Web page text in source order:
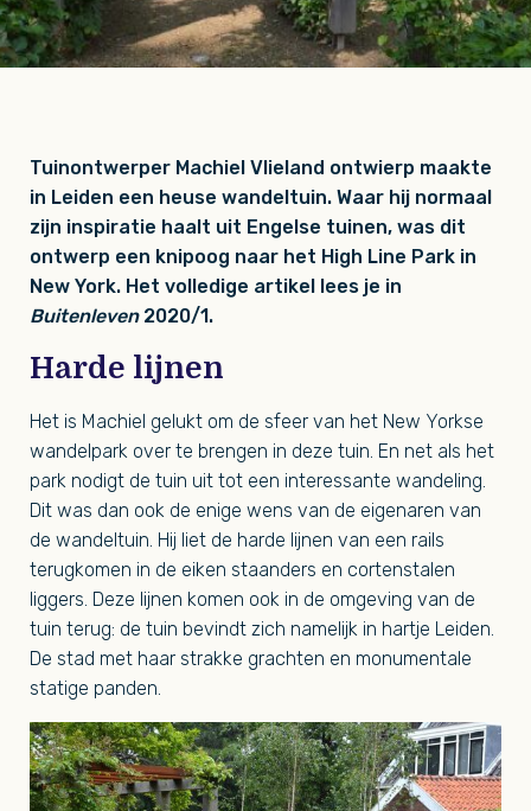
Tuinontwerper Machiel Vlieland ontwierp maakte
in Leiden een heuse wandeltuin. Waar hij normaal
zijn inspiratie haalt uit Engelse tuinen, was dit
ontwerp een knipoog naar het High Line Park in
New York. Het volledige artikel lees je in
Buitenleven2020/1.
Harde lijnen
Het is Machiel gelukt om de sfeer van het New Yorkse
wandelpark over te brengen in deze tuin. En net als het
park nodigt de tuin uit tot een interessante wandeling.
Dit was dan ook de enige wens van de eigenaren van
de wandeltuin. Hij liet de harde lijnen van een rails
terugkomen in de eiken staanders en cortenstalen
liggers. Deze lijnen komen ook in de omgeving van de
tuin terug: de tuin bevindt zich namelijk in hartje Leiden.
De stad met haar strakke grachten en monumentale
statige panden.